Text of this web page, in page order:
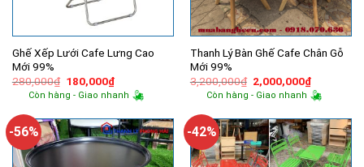
Ghế Xếp Lưới Cafe Lưng Cao
Mới 99%
280,000₫ Giá
gốc
là:
180,000₫Giá
hiện
tại
180,000₫.
Còn hàng - Giao nhanh
Thanh Lý Bàn Ghế Cafe Chân Gỗ
Mới 99%
3,200,000₫ Giá
gốc
là:
2,000,000₫Giá
hiện
tại
Còn hàng - Giao nhanh
-56% -42%